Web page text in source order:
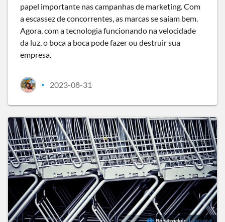
papel importante nas campanhas de marketing. Com
a escassez de concorrentes, as marcas se saíam bem.
Agora, com a tecnologia funcionando na velocidade
da luz, o boca a boca pode fazer ou destruir sua
empresa.
• 2023-08-31